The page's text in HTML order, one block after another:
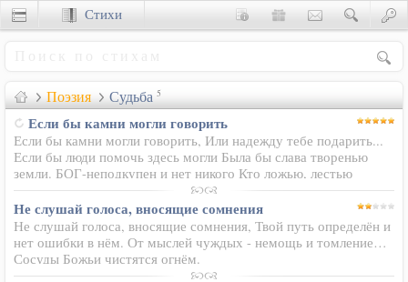
Поэзия Судьба 5
Если бы камни могли говорить
Если бы камни могли говорить, Или надежду тебе подарить...
Если бы люди помочь здесь могли Была бы слава творенью
земли. БОГ-неподкупен и нет никого Кто ложью, лестью
обманет ЕГО Что может сделать греховная плоть, Если решает
в судьбе всё…
Не слушай голоса, вносящие сомнения
Не слушай голоса, вносящие сомнения, Твой путь определён и
нет ошибки в нём. От мыслей чуждых - немощь и томление…
Сосуды Божьи чистятся огнём.
Стихи